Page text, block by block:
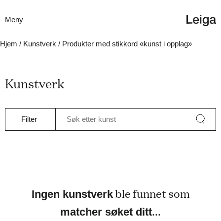
Meny
Hjem / Kunstverk / Produkter med stikkord «kunst i opplag»
Kunstverk
Filter Søk etter kunst
Ingen kunstverkble funnet som
matcher søket ditt...